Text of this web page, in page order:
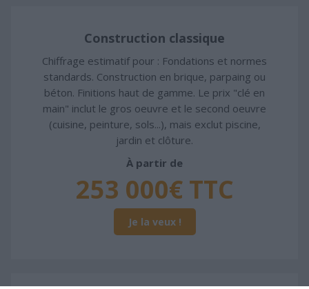
Construction classique
Chiffrage estimatif pour : Fondations et normes
standards. Construction en brique, parpaing ou
béton. Finitions haut de gamme. Le prix "clé en
main" inclut le gros oeuvre et le second oeuvre
(cuisine, peinture, sols...), mais exclut piscine,
jardin et clôture.
À partir de
253 000€ TTC
Je la veux !